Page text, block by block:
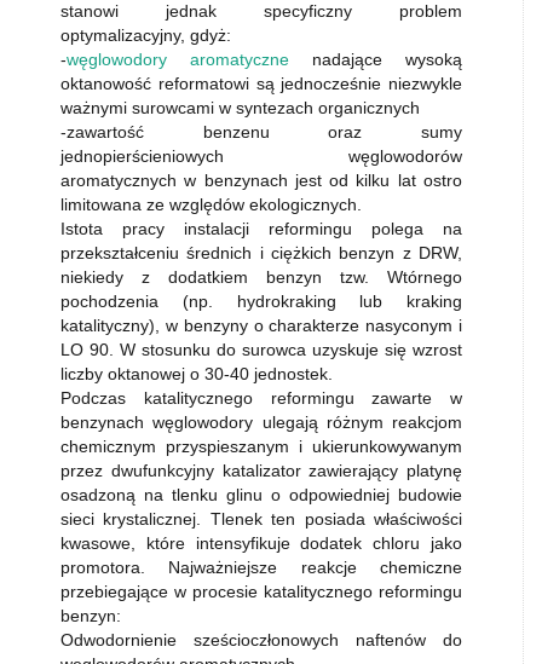
stanowi jednak specyficzny problem
optymalizacyjny, gdyż:
-węglowodory aromatyczne nadające wysoką
oktanowość reformatowi są jednocześnie niezwykle
ważnymi surowcami w syntezach organicznych
-zawartość benzenu oraz sumy
jednopierścieniowych węglowodorów
aromatycznych w benzynach jest od kilku lat ostro
limitowana ze względów ekologicznych.
Istota pracy instalacji reformingu polega na
przekształceniu średnich i ciężkich benzyn z DRW,
niekiedy z dodatkiem benzyn tzw. Wtórnego
pochodzenia (np. hydrokraking lub kraking
katalityczny), w benzyny o charakterze nasyconym i
LO 90. W stosunku do surowca uzyskuje się wzrost
liczby oktanowej o 30-40 jednostek.
Podczas katalitycznego reformingu zawarte w
benzynach węglowodory ulegają różnym reakcjom
chemicznym przyspieszanym i ukierunkowywanym
przez dwufunkcyjny katalizator zawierający platynę
osadzoną na tlenku glinu o odpowiedniej budowie
sieci krystalicznej. Tlenek ten posiada właściwości
kwasowe, które intensyfikuje dodatek chloru jako
promotora. Najważniejsze reakcje chemiczne
przebiegające w procesie katalitycznego reformingu
benzyn:
Odwodornienie sześcioczłonowych naftenów do